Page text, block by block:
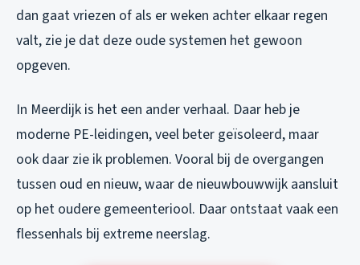
dan gaat vriezen of als er weken achter elkaar regen
valt, zie je dat deze oude systemen het gewoon
opgeven.
In Meerdijk is het een ander verhaal. Daar heb je
moderne PE-leidingen, veel beter geïsoleerd, maar
ook daar zie ik problemen. Vooral bij de overgangen
tussen oud en nieuw, waar de nieuwbouwwijk aansluit
op het oudere gemeenteriool. Daar ontstaat vaak een
flessenhals bij extreme neerslag.